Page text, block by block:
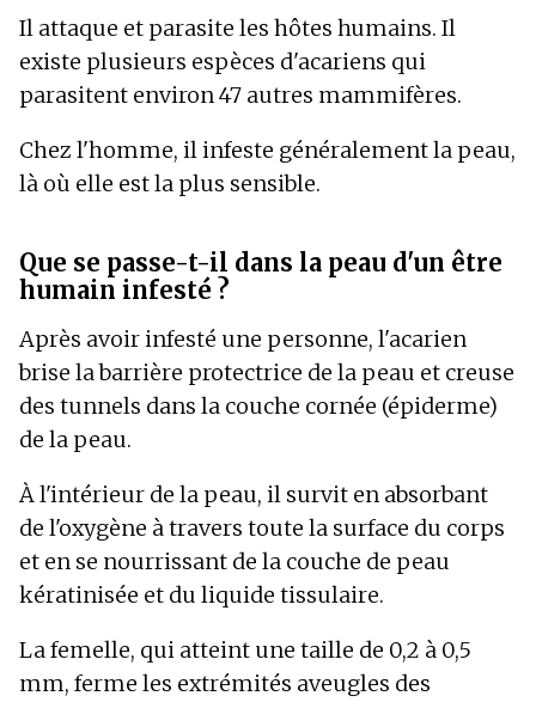
Il attaque et parasite les hôtes humains. Il
existe plusieurs espèces d'acariens qui
parasitent environ 47 autres mammifères.
Chez l'homme, il infeste généralement la peau,
là où elle est la plus sensible.
Que se passe-t-il dans la peau d'un être
humain infesté ?
Après avoir infesté une personne, l'acarien
brise la barrière protectrice de la peau et creuse
des tunnels dans la couche cornée (épiderme)
de la peau.
À l'intérieur de la peau, il survit en absorbant
de l'oxygène à travers toute la surface du corps
et en se nourrissant de la couche de peau
kératinisée et du liquide tissulaire.
La femelle, qui atteint une taille de 0,2 à 0,5
mm, ferme les extrémités aveugles des